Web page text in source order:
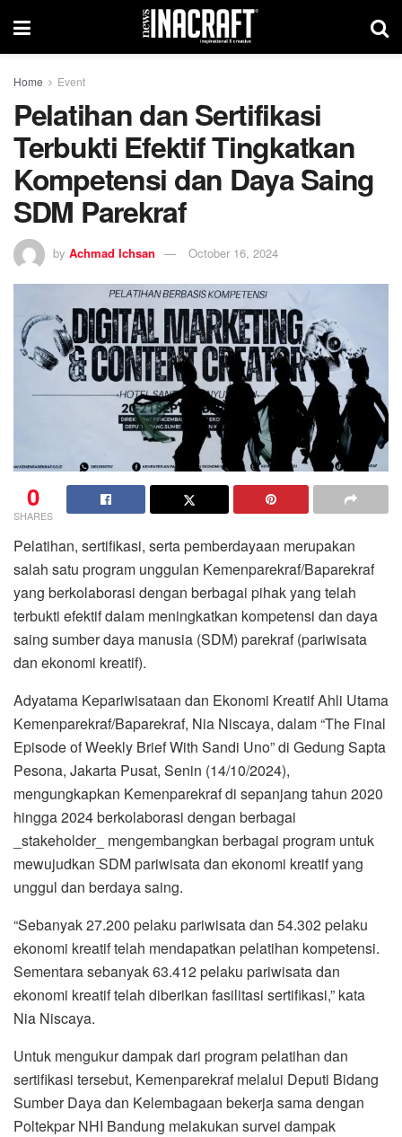
Home Event
Pelatihan dan Sertifikasi
Terbukti Efektif Tingkatkan
Kompetensi dan Daya Saing
SDM Parekraf
by Achmad Ichsan October 16, 2024
0
SHARES
Pelatihan, sertifikasi, serta pemberdayaan merupakan
salah satu program unggulan Kemenparekraf/Baparekraf
yang berkolaborasi dengan berbagai pihak yang telah
terbukti efektif dalam meningkatkan kompetensi dan daya
saing sumber daya manusia (SDM) parekraf (pariwisata
dan ekonomi kreatif).
Adyatama Kepariwisataan dan Ekonomi Kreatif Ahli Utama
Kemenparekraf/Baparekraf, Nia Niscaya, dalam “The Final
Episode of Weekly Brief With Sandi Uno” di Gedung Sapta
Pesona, Jakarta Pusat, Senin (14/10/2024),
mengungkapkan Kemenparekraf di sepanjang tahun 2020
hingga 2024 berkolaborasi dengan berbagai
_stakeholder_ mengembangkan berbagai program untuk
mewujudkan SDM pariwisata dan ekonomi kreatif yang
unggul dan berdaya saing.
“Sebanyak 27.200 pelaku pariwisata dan 54.302 pelaku
ekonomi kreatif telah mendapatkan pelatihan kompetensi.
Sementara sebanyak 63.412 pelaku pariwisata dan
ekonomi kreatif telah diberikan fasilitasi sertifikasi,” kata
Nia Niscaya.
Untuk mengukur dampak dari program pelatihan dan
sertifikasi tersebut, Kemenparekraf melalui Deputi Bidang
Sumber Daya dan Kelembagaan bekerja sama dengan
Poltekpar NHI Bandung melakukan survei dampak